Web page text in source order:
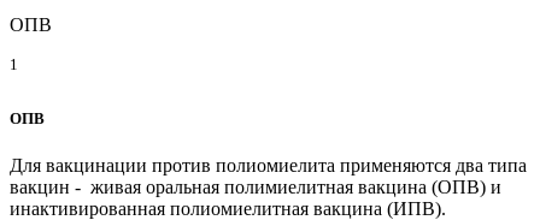
ОПВ
1
ОПВ
Для вакцинации против полиомиелита применяются два типа
вакцин - живая оральная полимиелитная вакцина (ОПВ) и
инактивированная полиомиелитная вакцина (ИПВ).